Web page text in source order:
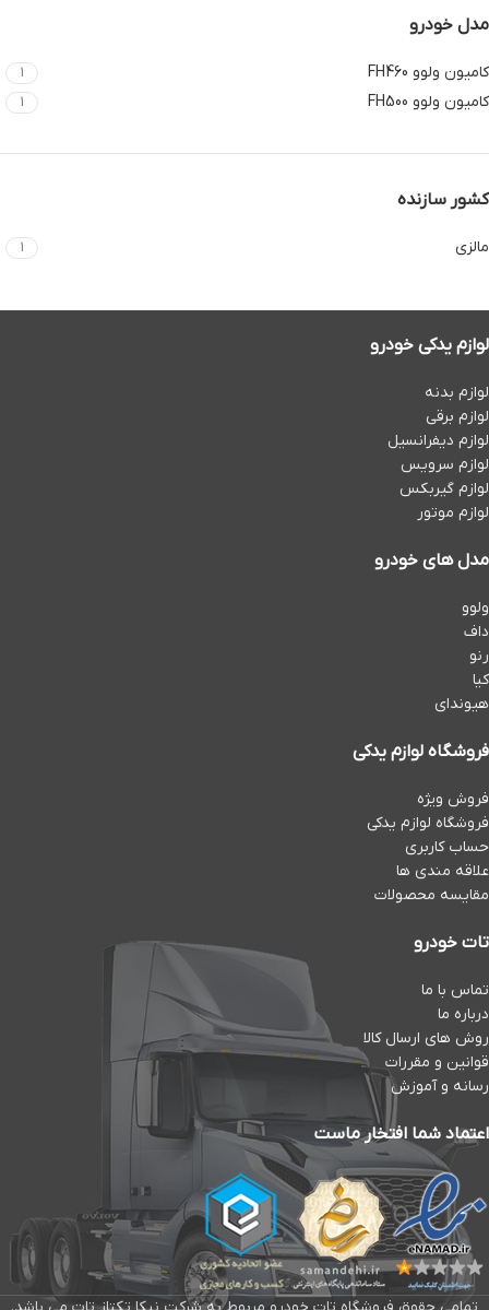
مدل خودرو
کامیون ولوو FH460 1
کامیون ولوو FH500 1
کشور سازنده
مالزی 1
لوازم یدکی خودرو
لوازم بدنه
لوازم برقی
لوازم دیفرانسیل
لوازم سرویس
لوازم گیربکس
لوازم موتور
مدل های خودرو
ولوو
داف
رنو
کیا
هیوندای
فروشگاه لوازم یدکی
فروش ویژه
فروشگاه لوازم یدکی
حساب کاربری
علاقه مندی ها
مقایسه محصولات
تات خودرو
تماس با ما
درباره ما
روش های ارسال کالا
قوانین و مقررات
رسانه و آموزش
اعتماد شما افتخار ماست